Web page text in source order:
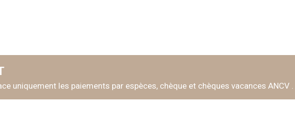
uniquement les paiements par espèces, chèque et chèques vacances ANCV .